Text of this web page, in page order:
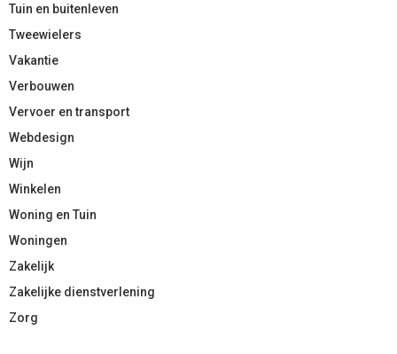
Tuin en buitenleven
Tweewielers
Vakantie
Verbouwen
Vervoer en transport
Webdesign
Wijn
Winkelen
Woning en Tuin
Woningen
Zakelijk
Zakelijke dienstverlening
Zorg